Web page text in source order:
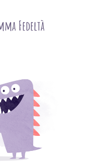
Fedeltà